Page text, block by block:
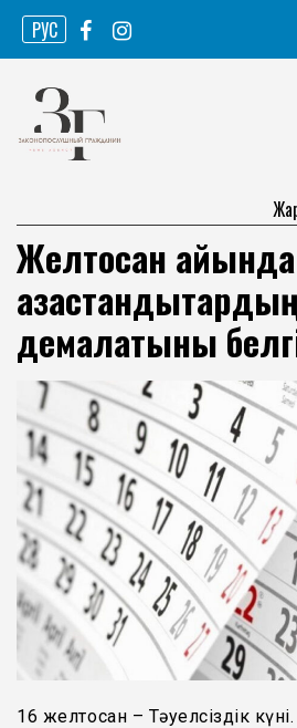
Skip
content
РУС
Желтоқсан айында
демалатыны
16 желтоқсан – Тәуелсіздік